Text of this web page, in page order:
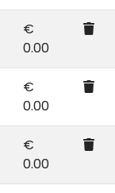
€
0.00
€
0.00
€
0.00